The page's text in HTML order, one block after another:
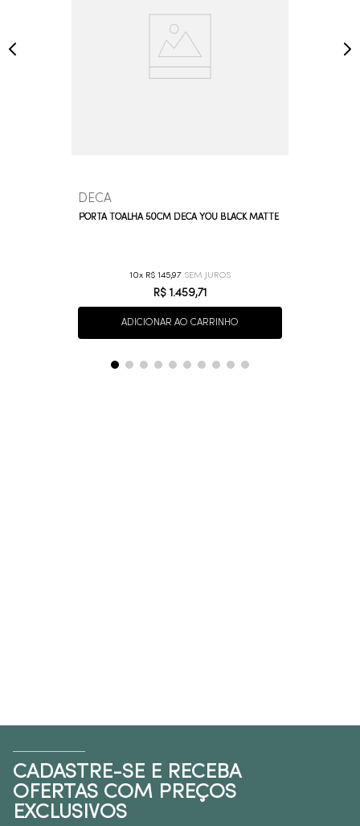
DECA
PORTA TOALHA 50CM DECA YOU BLACK MATTE
10 R$ 145,97
R$ 1 .459,71
ADICIONAR AO CARRINHO
CADASTRE-SE E RECEBA
OFERTAS COM PREÇOS
EXCLUSIVOS